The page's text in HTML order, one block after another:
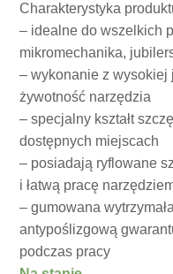
Charakterystyka
– idealne do wszelkich
mikromechanika,
– wykonanie z wysokiej
żywotność narzędzia
– specjalny kształt
dostępnych miejscach
– posiadają ryflowane
i łatwą pracę
– gumowana
antypoślizgową
podczas pracy